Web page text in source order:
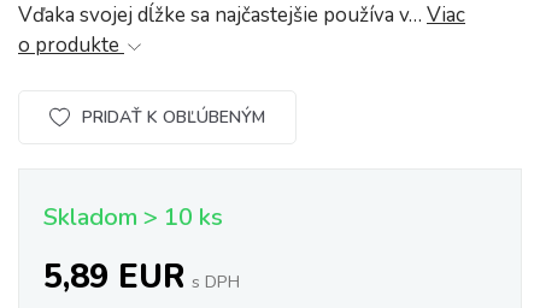
Vďaka svojej dĺžke sa najčastejšie používa v… Viac
o produkte
PRIDAŤ K OBĽÚBENÝM
Skladom > 10 ks
5,89 EUR s DPH